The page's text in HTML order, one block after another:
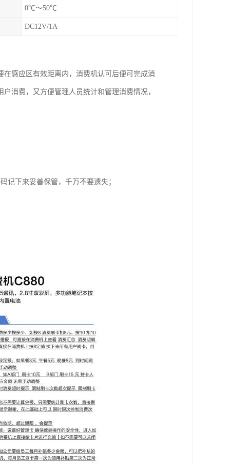
0℃～50℃
DC12V/1A
感应区有效距离内，消费机认可后便可完成消
消费，又方便管理人员统计和管理消费情况，
记下来妥善保管，千万不要遗失；